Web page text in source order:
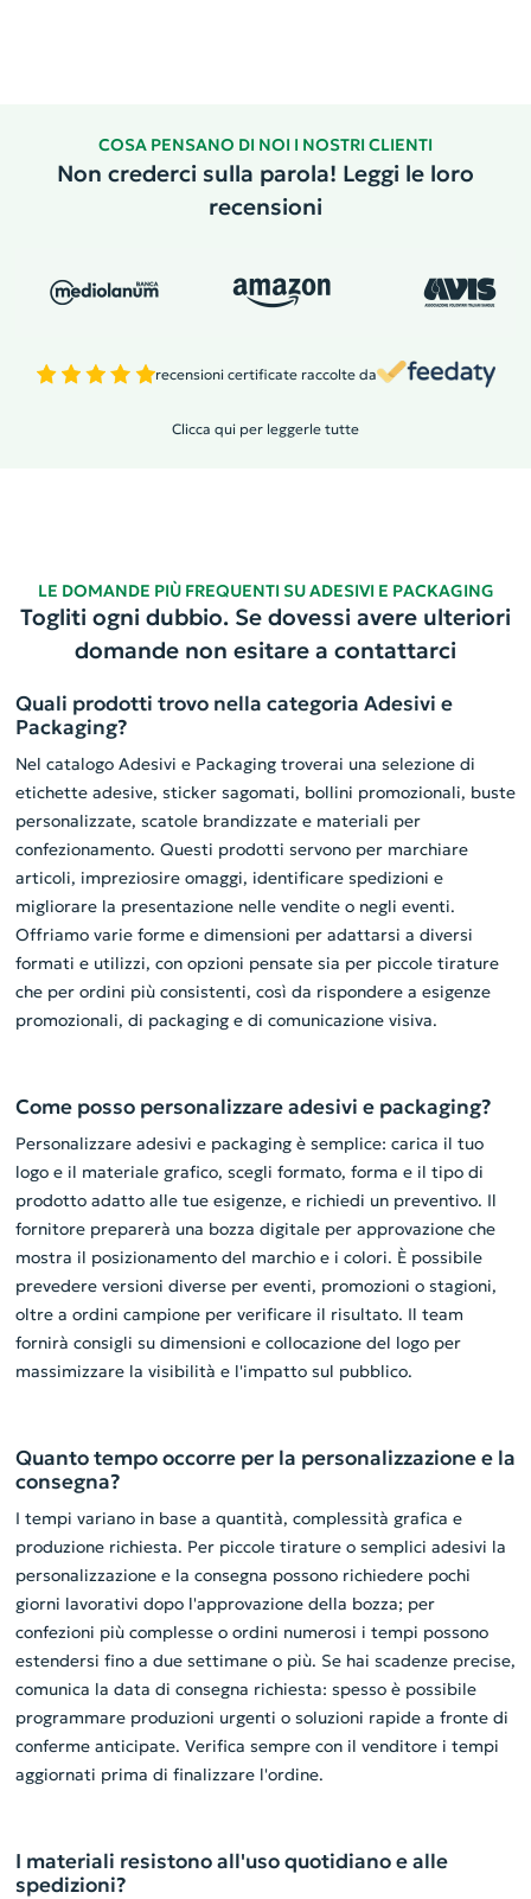
COSA PENSANO DI NOI I NOSTRI CLIENTI
Non crederci sulla parola! Leggi le loro
recensioni
recensioni certificate raccolte da
Clicca qui per leggerle tutte
LE DOMANDE PIÙ FREQUENTI SU ADESIVI E PACKAGING
Togliti ogni dubbio. Se dovessi avere ulteriori
domande non esitare a contattarci
Quali prodotti trovo nella categoria Adesivi e
Packaging?
Nel catalogo Adesivi e Packaging troverai una selezione di
etichette adesive, sticker sagomati, bollini promozionali, buste
personalizzate, scatole brandizzate e materiali per
confezionamento. Questi prodotti servono per marchiare
articoli, impreziosire omaggi, identificare spedizioni e
migliorare la presentazione nelle vendite o negli eventi.
Offriamo varie forme e dimensioni per adattarsi a diversi
formati e utilizzi, con opzioni pensate sia per piccole tirature
che per ordini più consistenti, così da rispondere a esigenze
promozionali, di packaging e di comunicazione visiva.
Come posso personalizzare adesivi e packaging?
Personalizzare adesivi e packaging è semplice: carica il tuo
logo e il materiale grafico, scegli formato, forma e il tipo di
prodotto adatto alle tue esigenze, e richiedi un preventivo. Il
fornitore preparerà una bozza digitale per approvazione che
mostra il posizionamento del marchio e i colori. È possibile
prevedere versioni diverse per eventi, promozioni o stagioni,
oltre a ordini campione per verificare il risultato. Il team
fornirà consigli su dimensioni e collocazione del logo per
massimizzare la visibilità e l'impatto sul pubblico.
Quanto tempo occorre per la personalizzazione e la
consegna?
I tempi variano in base a quantità, complessità grafica e
produzione richiesta. Per piccole tirature o semplici adesivi la
personalizzazione e la consegna possono richiedere pochi
giorni lavorativi dopo l'approvazione della bozza; per
confezioni più complesse o ordini numerosi i tempi possono
estendersi fino a due settimane o più. Se hai scadenze precise,
comunica la data di consegna richiesta: spesso è possibile
programmare produzioni urgenti o soluzioni rapide a fronte di
conferme anticipate. Verifica sempre con il venditore i tempi
aggiornati prima di finalizzare l'ordine.
I materiali resistono all'uso quotidiano e alle
spedizioni?